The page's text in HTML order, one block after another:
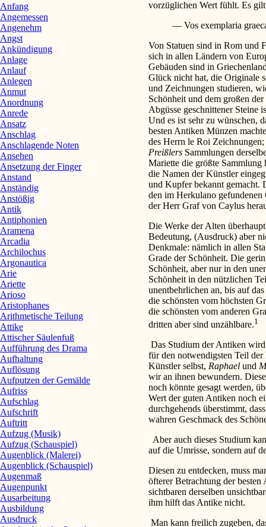
vorzüglichen Wert fühlt. Es
–– Vos exemplaria
Von Statuen sind in Rom und
sich in allen Ländern von
Gebäuden sind in
Glück nicht hat, die Originale
und Zeichnungen studieren,
Schönheit und dem großen
Abgüsse geschnittener Steine
Und es ist sehr zu wünschen,
besten Antiken Münzen
des Herrn le Roi
Preißlers Sammlungen
Mariette die größte Sammlung
die Namen der Künstler
und Kupfer bekannt gemacht.
den im Herkulano gefundenen
der Herr Graf von Caylus
Die Werke der Alten
Bedeutung, (Ausdruck) aber
Denkmale: nämlich in allen
Grade der Schönheit. Die
Schönheit, aber nur in den
Schönheit in den nützlichen
unentbehrlichen an, bis auf
die schönsten vom höchsten
die schönsten vom anderen
dritten aber sind unzählbare.1
Das Studium der Antiken
für den notwendigsten Teil
Künstler selbst, Raphael und
wir an ihnen bewundern.
noch könnte gesagt werden,
Wert der guten Antiken noch
durchgehends überstimmt,
wahren Geschmack des
Aber auch dieses Studium
auf die Umrisse, sondern auf
Diesen zu entdecken, muss
öfterer Betrachtung der
sichtbaren derselben
ihm hilft das Antike nicht.
Man kann freilich zugeben,
Anfang
Angemessen
Angenehm
Angst
Ankündigung
Anlage
Anlauf
Anlegen
Anmut
Anordnung
Anrede
Ansatz
Anschlag
Anschlagende Noten
Ansehen
Ansetzung der Finger
Anstand
Anständig
Anstößig
Antik
Antiphonien
Aramena
Arcadia
Archilochus
Argonautica
Arie
Ariette
Arioso
Aristophanes
Arithmetische Teilung
Attike
Attischer Säulenfuß
Aufführung des Drama
Aufhaltung
Auflösung
Aufputzen der Gemälde
Aufriss
Aufschlag
Aufschrift
Auftritt
Aufzug (Musik)
Aufzug (Schauspiel)
Augenblick (Malerei)
Augenblick (Schauspiel)
Augenmaß
Augenpunkt
Ausarbeitung
Ausbildung
Ausdruck